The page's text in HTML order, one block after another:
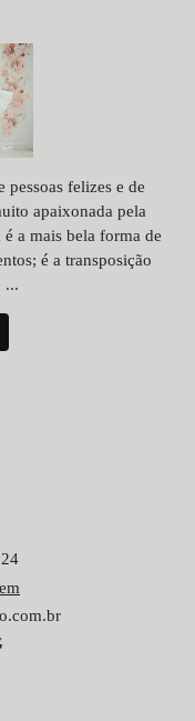
felizes e de
apaixonada pela
a mais bela forma de
é a transposição
...